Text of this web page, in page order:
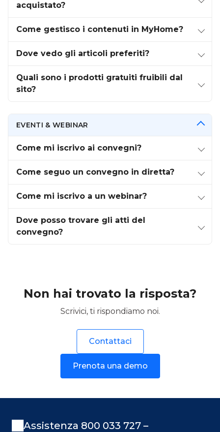
acquistato?
Come gestisco i contenuti in MyHome?
Dove vedo gli articoli preferiti?
Quali sono i prodotti gratuiti fruibili dal
sito?
EVENTI & WEBINAR
Come mi iscrivo ai convegni?
Come seguo un convegno in diretta?
Come mi iscrivo a un webinar?
Dove posso trovare gli atti del
convegno?
Non hai trovato la risposta?
Scrivici, ti rispondiamo noi.
Contattaci
Prenota una demo
Assistenza 800 033 727 –